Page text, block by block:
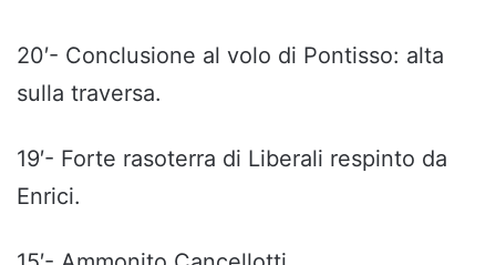
20′- Conclusione al volo di Pontisso: alta
sulla traversa.
19′- Forte rasoterra di Liberali respinto da
Enrici.